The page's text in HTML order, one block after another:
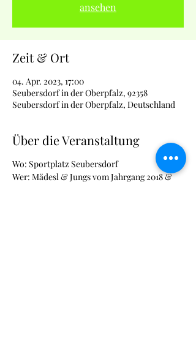
ansehen
Zeit & Ort
04. Apr. 2023, 17:00
Seubersdorf in der Oberpfalz, 92358
Seubersdorf in der Oberpfalz, Deutschland
Über die Veranstaltung
Wo: Sportplatz Seubersdorf
Wer: Mädesl & Jungs vom Jahrgang 2018 &